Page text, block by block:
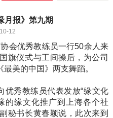
月报》第九期
12
会优秀教练员一行50余人来
旗仪式与工间操后，为公司
美的中国》两支舞蹈。
优秀教练员代表发放“缘文化
的缘文化推广到上海各个社
秘书长黄春颖说，此次来到